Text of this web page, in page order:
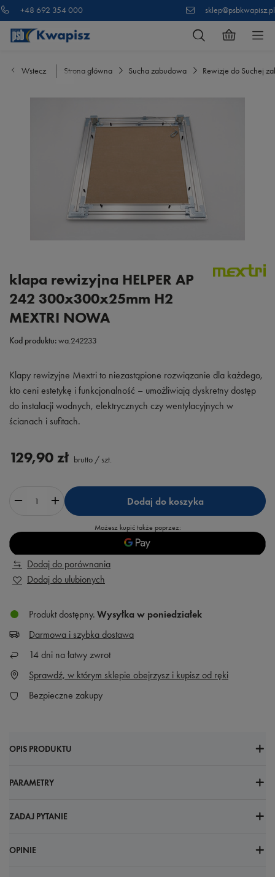
+48 692 354 000 sklep@psbkwapisz.pl
Wstecz Strona główna Sucha zabudowa Rewizje do Suchej
klapa rewizyjna HELPER AP
242 300x300x25mm H2
MEXTRI NOWA
Kod produktu:wa.242233
Klapy rewizyjne Mextri to niezastąpione rozwiązanie dla każdego,
kto ceni estetykę i funkcjonalność – umożliwiają dyskretny dostęp
do instalacji wodnych, elektrycznych czy wentylacyjnych w
ścianach i sufitach.
129,90 zł brutto / szt.
Dodaj do koszyka
Możesz kupić także poprzez:
Dodaj do porównania
Dodaj do ulubionych
Produkt dostępny Wysyłka w poniedziałek
Darmowa i szybka dostawa
14 dni na łatwy zwrot
Sprawdź, w którym sklepie obejrzysz i kupisz od ręki
Bezpieczne zakupy
OPIS PRODUKTU
PARAMETRY
ZADAJ PYTANIE
OPINIE